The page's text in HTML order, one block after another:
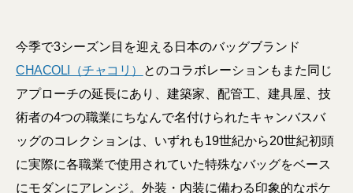
今季で3シーズン目を迎える日本のバッグブランド
CHACOLI（チャコリ）
とのコラボレーションもまた同じ
アプローチの延長にあり、建築家、配管工、建具屋、技
術者の4つの職業にちなんで名付けられたキャンバスバ
ッグのコレクションは、いずれも19世紀から20世紀初頭
に実際に各職業で使用されていた特殊なバッグをベース
にモダンにアレンジ。外装・内装に備わる印象的なポケ